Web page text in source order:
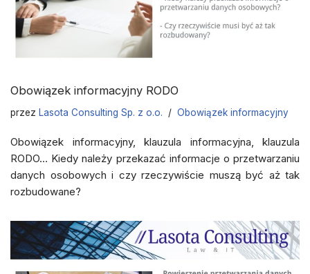
Obowiązek informacyjny RODO
przez Lasota Consulting Sp. z o.o. Obowiązek informacyjny
Obowiązek informacyjny, klauzula informacyjna, klauzula
RODO… Kiedy należy przekazać informacje o przetwarzaniu
danych osobowych i czy rzeczywiście muszą być aż tak
rozbudowane?